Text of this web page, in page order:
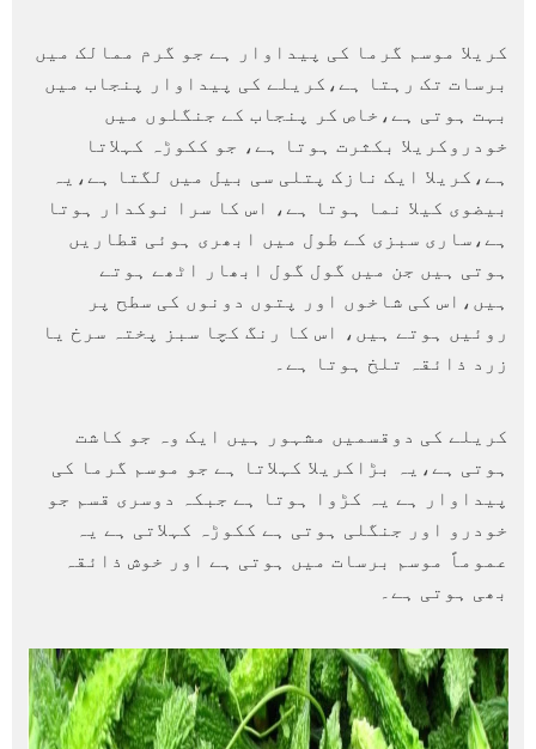
Natural
Hair & Prevent
-10%
Pinkish Lips & Cheek Tint (گلابی
ٹِنٹ) - Organic Liquid Stain For Lips,
Nourish Lips & Hydrate Lips All Day
کریلا موسم گرما کی پیداوار ہے جو گرم ممالک میں
برسات تک رہتا ہے،کریلے کی پیداوار پنجاب میں
بہت ہوتی ہے،خاص کر پنجاب کے جنگلوں میں
خودروکریلا بکثرت ہوتا ہے، جو ککوڑہ کہلاتا
ہے،کریلا ایک نازک پتلی سی بیل میں لگتا ہے،یہ
بیضوی کیلا نما ہوتا ہے، اس کا سرا نوکدار ہوتا
ہے،ساری سبزی کے طول میں ابھری ہوئی قطاریں
ہوتی ہیں جن میں گول گول ابھار اٹھے ہوتے
ہیں،اس کی شاخوں اور پتوں دونوں کی سطح پر
روئیں ہوتے ہیں، اس کا رنگ کچا سبز پختہ سرخ یا
زرد ذائقہ تلخ ہوتا ہے۔
کریلے کی دوقسمیں مشہور ہیں ایک وہ جو کاشت
ہوتی ہے،یہ بڑاکریلا کہلاتا ہے جو موسم گرما کی
پیداوار ہے یہ کڑوا ہوتا ہے جبکہ دوسری قسم جو
خودرو اور جنگلی ہوتی ہے ککوڑہ کہلاتی ہے یہ
عموماً موسم برسات میں ہوتی ہے اور خوش ذائقہ
بھی ہوتی ہے۔